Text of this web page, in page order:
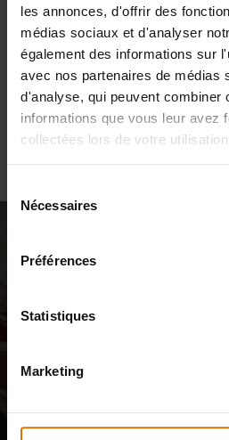
les annonces, d'offrir des
médias sociaux et d'analyser
également des informations sur
avec nos partenaires de médias
d'analyse, qui peuvent combiner
informations que vous leur avez
collectées lors de votre
Nécessaires
Préférences
Statistiques
Marketing
RÉFÉRENCE :
Livraison gratuite pour toute
Délai de livraison 3-6 jours (expédition
jours(expédition par transporteur)
Rejoignez notre
Recevez des actualités inspirantes
Inscrivez-vous dès maintenant et
Le code de réduction peut mettre
votre boîte